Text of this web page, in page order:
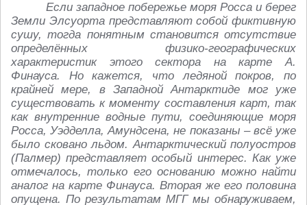
Если западное побережье моря Росса и берег
Земли Элсуорта представляют собой фиктивную
сушу, тогда понятным становится отсутствие
определённых физико-географических
характеристик этого сектора на карте А.
Финауса. Но кажется, что ледяной покров, по
крайней мере, в Западной Антарктиде мог уже
существовать к моменту составления карт, так
как внутренние водные пути, соединяющие моря
Росса, Уэдделла, Амундсена, не показаны – всё уже
было сковано льдом. Антарктический полуостров
(Палмер) представляет особый интерес. Как уже
отмечалось, только его основанию можно найти
аналог на карте Финауса. Вторая же его половина
опущена. По результатам МГГ мы обнаруживаем,